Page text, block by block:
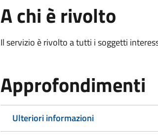
A chi è rivolto
Il servizio è rivolto a tutti i soggetti
Approfondimenti
Ulteriori informazioni